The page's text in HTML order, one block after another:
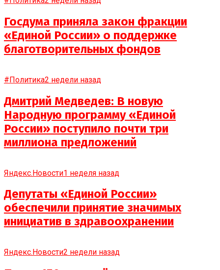
Госдума приняла закон фракции
«Единой России» о поддержке
благотворительных фондов
#Политика2 недели назад
Дмитрий Медведев: В новую
Народную программу «Единой
России» поступило почти три
миллиона предложений
Яндекс.Новости1 неделя назад
Депутаты «Единой России»
обеспечили принятие значимых
инициатив в здравоохранении
Яндекс.Новости2 недели назад